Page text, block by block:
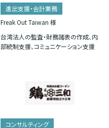
進出支援・会計業務
Freak Out Taiwan 様
台湾法人の監査・財務諸表の作成、内
部統制支援、コミュニケーション支援
コンサルティング